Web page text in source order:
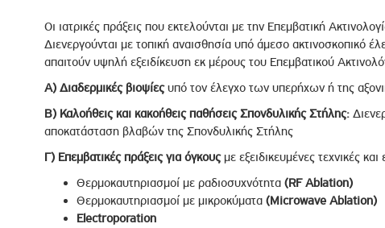
Οι ιατρικές πράξεις που εκτελούνται με την Επεμβατική
Διενεργούνται με τοπική αναισθησία υπό άμεσο ακτινοσκοπικό
απαιτούν υψηλή εξειδίκευση εκ μέρους του Επεμβατικού
Α) Διαδερμικές βιοψίεςυπό τον έλεγχο των υπερήχων ή της
Β) Καλοήθεις και κακοήθεις παθήσεις Σπονδυλικής Στήλης:
αποκατάσταση βλαβών της Σπονδυλικής Στήλης
Γ) Επεμβατικές πράξεις για όγκουςμε εξειδικευμένες τεχνικές
Θερμοκαυτηριασμοί με ραδιοσυχνότητα (RF Ablation)
Θερμοκαυτηριασμοί με μικροκύματα (Microwave Ablation)
Electroporation